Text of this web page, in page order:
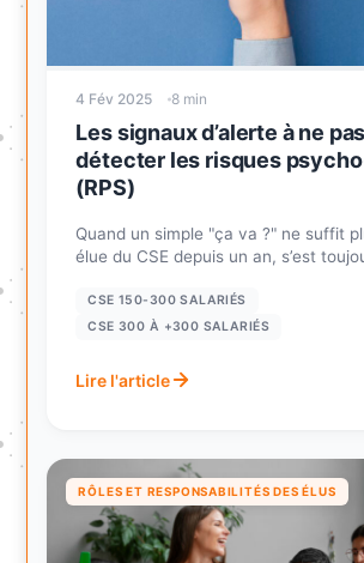
4 Fév 2025 8 min
Les signaux d’alerte à ne
détecter les risques
(RPS)
Quand un simple "ça va ?" ne suffit
élue du CSE depuis un an, s’est
CSE 150-300 SALARIÉS
CSE 300 À +300 SALARIÉS
Lire l'article
RÔLES ET RESPONSABILITÉS DES ÉLUS